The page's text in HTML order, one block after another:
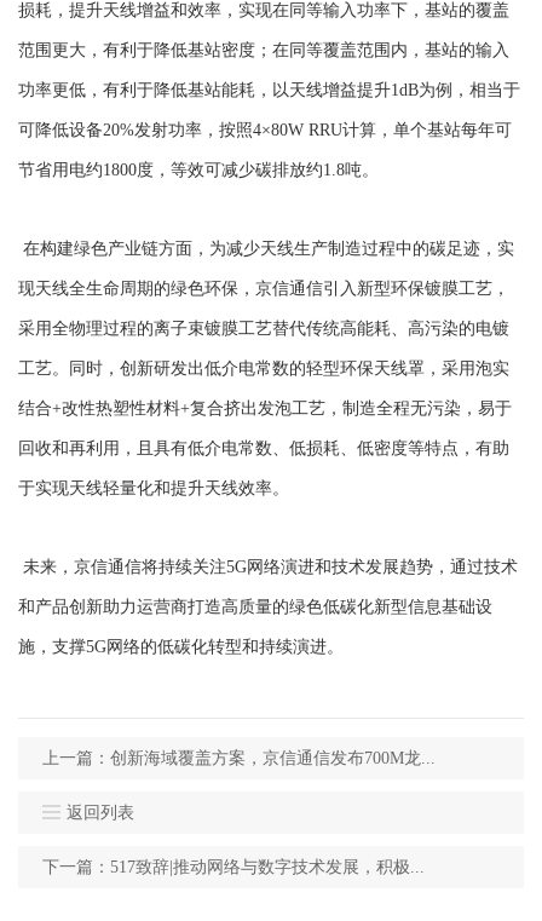
损耗，提升天线增益和效率，实现在同等输入功率下，基站的覆盖
范围更大，有利于降低基站密度；在同等覆盖范围内，基站的输入
功率更低，有利于降低基站能耗，以天线增益提升1dB为例，相当于
可降低设备20%发射功率，按照4×80W RRU计算，单个基站每年可
节省用电约1800度，等效可减少碳排放约1.8吨。
在构建绿色产业链方面，为减少天线生产制造过程中的碳足迹，实
现天线全生命周期的绿色环保，京信通信引入新型环保镀膜工艺，
采用全物理过程的离子束镀膜工艺替代传统高能耗、高污染的电镀
工艺。同时，创新研发出低介电常数的轻型环保天线罩，采用泡实
结合+改性热塑性材料+复合挤出发泡工艺，制造全程无污染，易于
回收和再利用，且具有低介电常数、低损耗、低密度等特点，有助
于实现天线轻量化和提升天线效率。
未来，京信通信将持续关注5G网络演进和技术发展趋势，通过技术
和产品创新助力运营商打造高质量的绿色低碳化新型信息基础设
施，支撑5G网络的低碳化转型和持续演进。
上一篇：创新海域覆盖方案，京信通信发布700M龙...
返回列表
下一篇：517致辞|推动网络与数字技术发展，积极...